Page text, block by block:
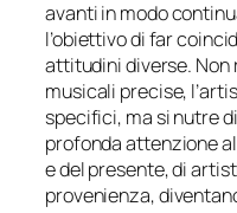
avanti in modo
l’obiettivo di far
attitudini diverse.
musicali precise,
specifici, ma si nutre
profonda attenzione
e del presente, di
provenienza,